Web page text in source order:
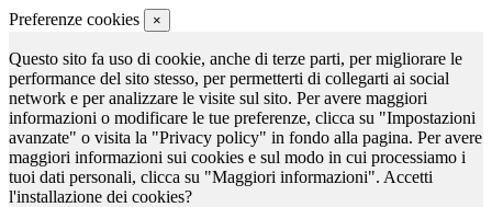
Preferenze cookies ×
Questo sito fa uso di cookie, anche di terze parti, per migliorare le
performance del sito stesso, per permetterti di collegarti ai social
network e per analizzare le visite sul sito. Per avere maggiori
informazioni o modificare le tue preferenze, clicca su "Impostazioni
avanzate" o visita la "Privacy policy" in fondo alla pagina. Per avere
maggiori informazioni sui cookies e sul modo in cui processiamo i
tuoi dati personali, clicca su "Maggiori informazioni". Accetti
l'installazione dei cookies?